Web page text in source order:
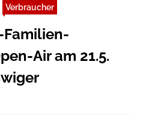
Verbraucher
Familien-
Air am 21.5.